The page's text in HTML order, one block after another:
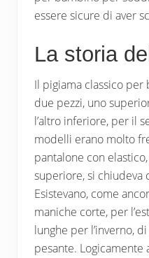
essere sicure di aver
La storia
Il pigiama classico
due pezzi, uno
l’altro inferiore, per il
modelli erano molto
pantalone con
superiore, si
Esistevano, come
maniche corte, per
lunghe per l’inverno,
pesante. Logicamente